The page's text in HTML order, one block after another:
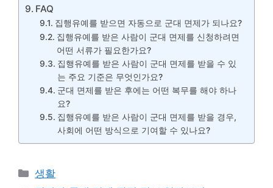
FAQ
집행유예를 받으면 자동으로 군대 면제가 되나요?
집행유예를 받은 사람이 군대 면제를 신청하려면
어떤 서류가 필요한가요?
집행유예를 받은 사람이 군대 면제를 받을 수 있
는 주요 기준은 무엇인가요?
군대 면제를 받은 후에는 어떤 복무를 해야 하나
요?
집행유예를 받은 사람이 군대 면제를 받을 경우,
사회에 어떤 방식으로 기여할 수 있나요?
카
생활